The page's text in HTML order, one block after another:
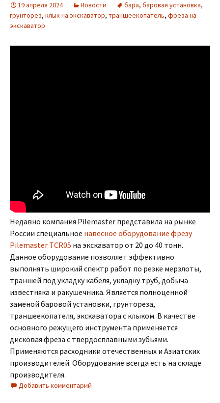
19 апреля 2024 Новости бара, баровая установка,
грунторез, клык на экскаватор, траншеекопатель, фреза на
экскаватор
Недавно компания Pilemaster представила на рынке
России специальное навесное оборудование фрезу
Pilemaster TCR05 на экскаватор от 20 до 40 тонн.
Данное оборудование позволяет эффективно
выполнять широкий спектр работ по резке мерзлоты,
траншей под укладку кабеля, укладку труб, добыча
известняка и ракушечника. Является полноценной
заменой баровой установки, грунтореза,
траншеекопателя, экскаватора с клыком. В качестве
основного режущего инструмента применяется
дисковая фреза с твердосплавными зубьями.
Применяются расходники отечественных и Азиатских
производителей. Оборудование всегда есть на складе
производителя.
Добавить комментарий